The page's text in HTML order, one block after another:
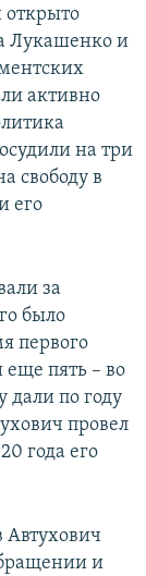
открыто
Лукашенко и
активно
на три
свободу в
его
за
было
первого
еще пять – во
дали по году
провел
года его
Автухович
и